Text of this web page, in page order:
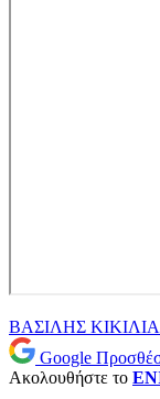
ΒΑΣΙΛΗΣ
Google
Ακολουθήστε το